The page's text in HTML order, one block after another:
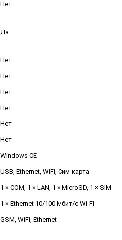
Нет
Да
Нет
Нет
Нет
Нет
Нет
Нет
Windows CE
USB, Ethernet, WiFi, Сим-карта
1 × COM, 1 × LAN, 1 × MicroSD, 1 × SIM
1 × Ethernet 10/100 Мбит/с Wi-Fi
GSM, WiFi, Ethernet